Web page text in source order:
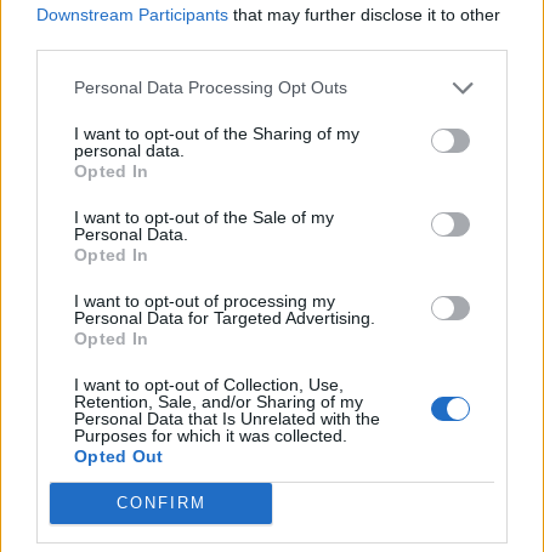
Downstream Participants that may further disclose it to other
Personal Data Processing Opt Outs
I want to opt-out of the Sharing of my
personal data.
Opted In
I want to opt-out of the Sale of my
Personal Data.
Opted In
I want to opt-out of processing my
Personal Data for Targeted Advertising.
Opted In
I want to opt-out of Collection, Use,
Retention, Sale, and/or Sharing of my
Personal Data that Is Unrelated with the
Purposes for which it was collected.
Opted Out
CONFIRM